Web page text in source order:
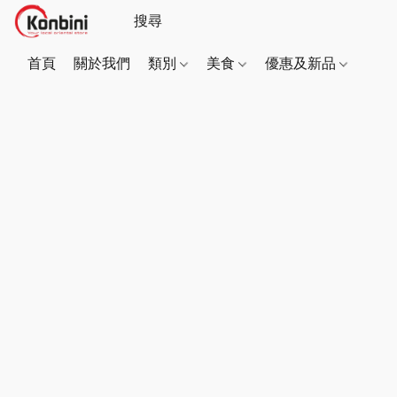
首頁 關於我們 類別 美食 優惠及新品